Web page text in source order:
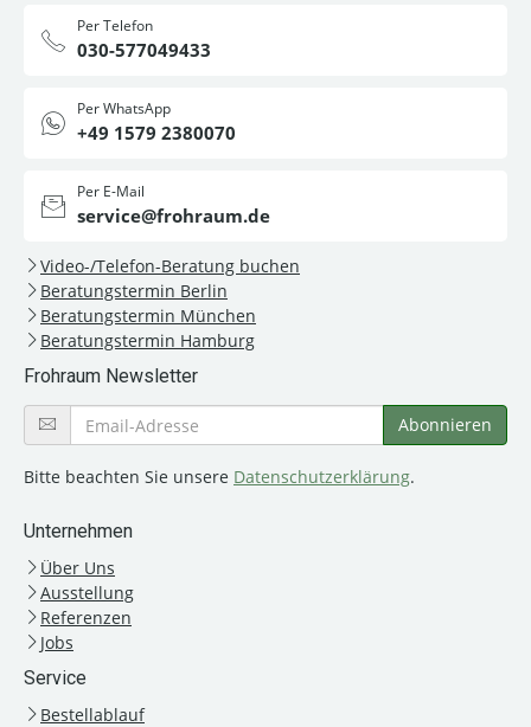
Per Telefon
030-577049433
Per WhatsApp
+49 1579 2380070
Per E-Mail
service@frohraum.de
Video-/Telefon-Beratung buchen
Beratungstermin Berlin
Beratungstermin München
Beratungstermin Hamburg
Frohraum Newsletter
Bitte beachten Sie unsere Datenschutzerklärung.
Unternehmen
Über Uns
Ausstellung
Referenzen
Jobs
Service
Bestellablauf